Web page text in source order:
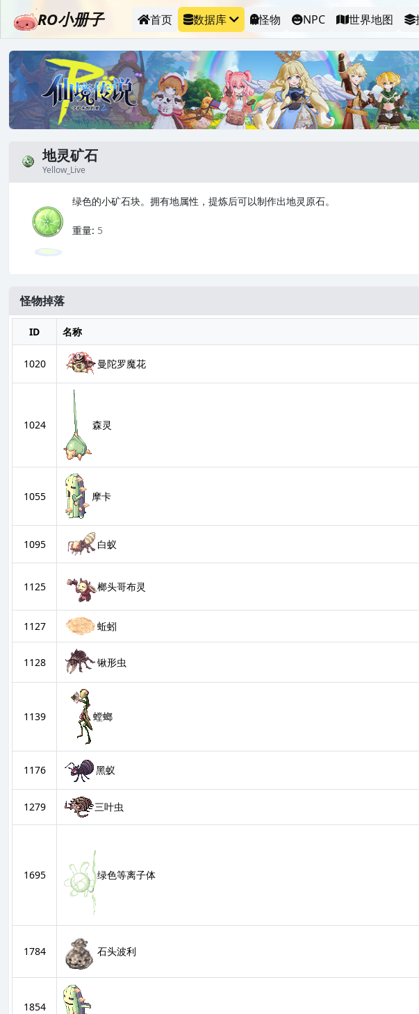
RO小册子 首页 数据库 怪物 NPC 世界地图
地灵矿石
Yellow_Live
绿色的小矿石块。拥有地属性，提炼后可以制作出地灵原石。
重量: 5
怪物掉落
ID 名称
1020 曼陀罗魔花
1024 森灵
1055 摩卡
1095 白蚁
1125 榔头哥布灵
1127 蚯蚓
1128 锹形虫
1139 螳螂
1176 黑蚁
1279 三叶虫
1695 绿色等离子体
1784 石头波利
1854